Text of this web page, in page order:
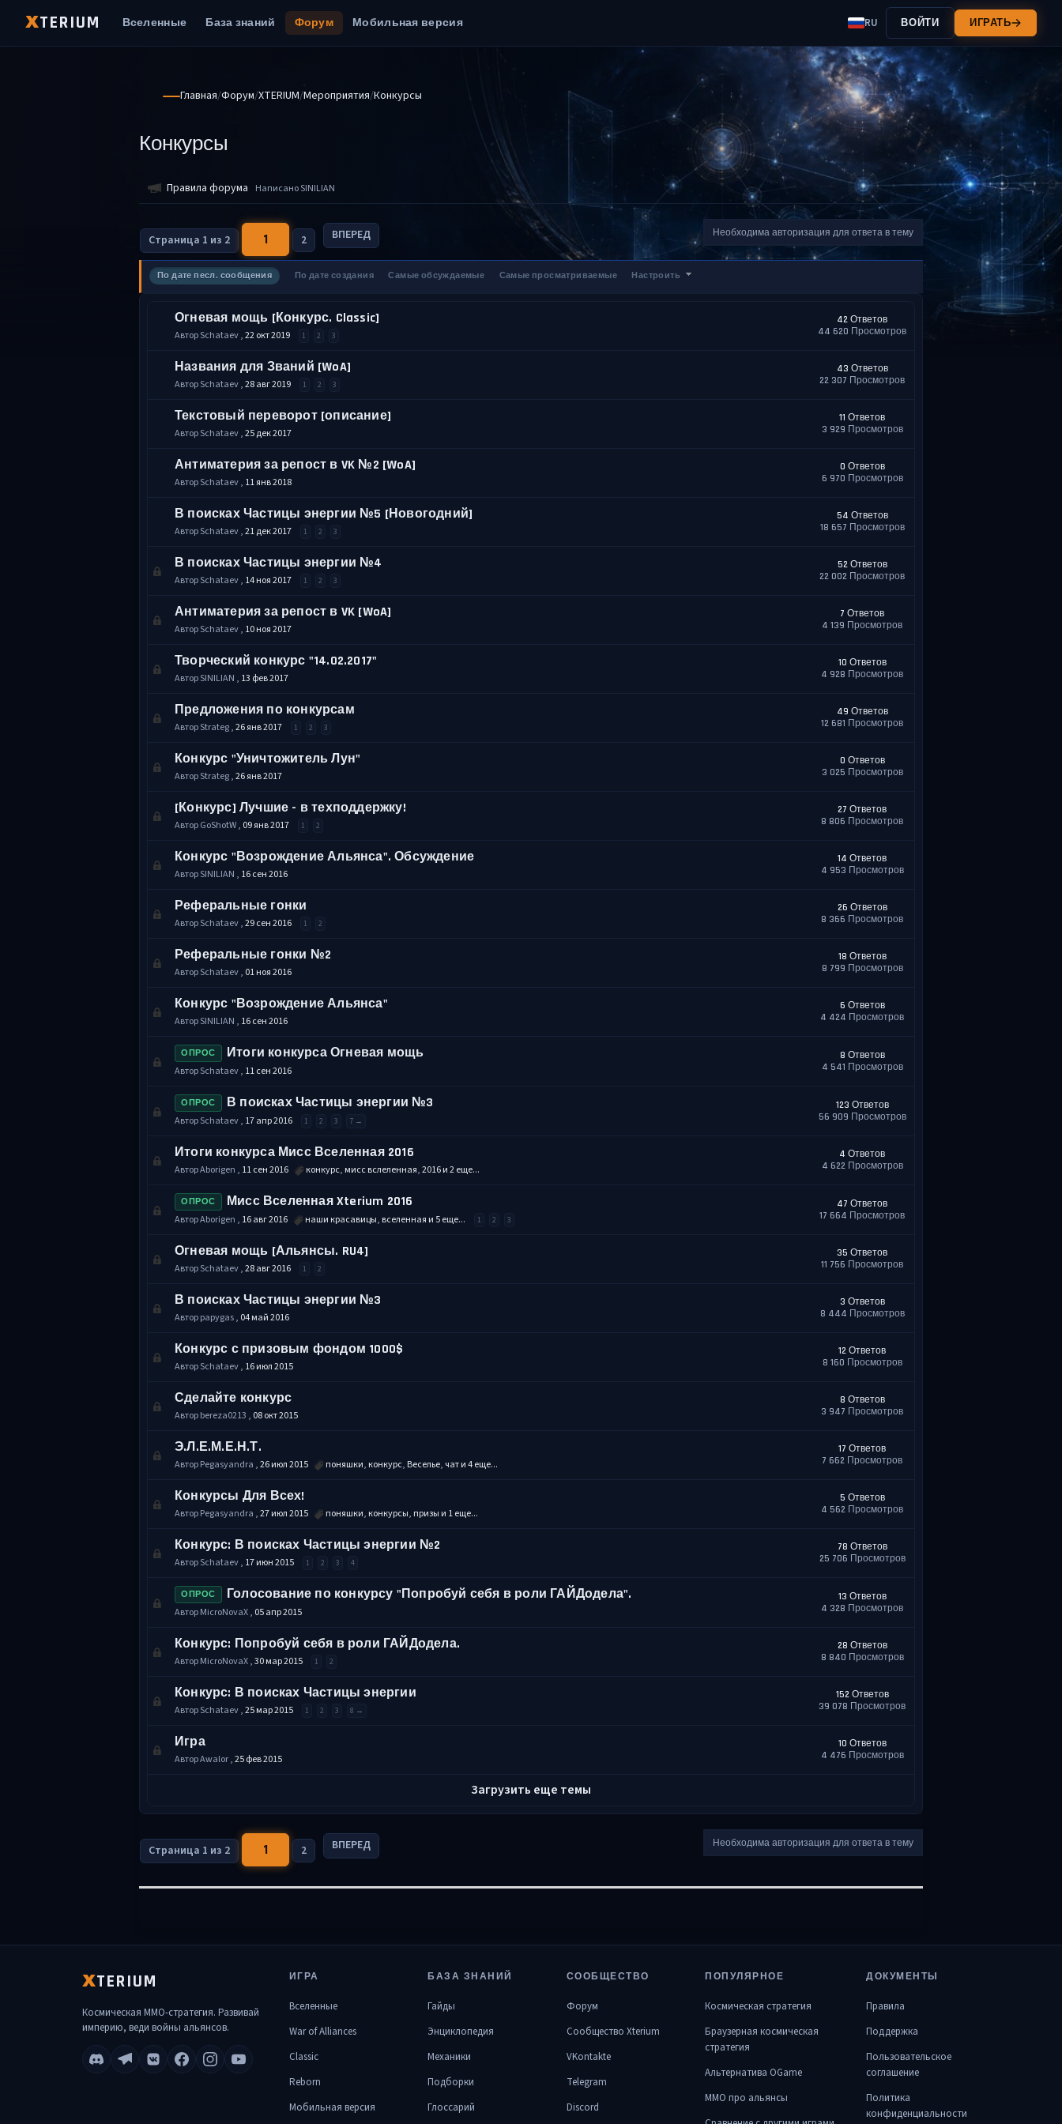
XTERIUM Вселенные База знаний Форум Мобильная версия RU ВОЙТИ ИГРАТЬ
Главная Форум XTERIUM Мероприятия Конкурсы
Конкурсы
Правила форума Написано SINILIAN
Страница 1 из 2 1 2 ВПЕРЕД Необходима авторизация для ответа в тему
По дате песл. сообщения По дате создания Самые обсуждаемые Самые просматриваемые Настроить
Огневая мощь [Конкурс. Classic]
Автор Schataev ,22 окт 2019 1 2 3
42 Ответов
44 620 Просмотров
Названия для Званий [WoA]
Автор Schataev ,28 авг 2019 1 2 3
43 Ответов
22 307 Просмотров
Текстовый переворот [описание]
Автор Schataev ,25 дек 2017
11 Ответов
3 929 Просмотров
Антиматерия за репост в VK №2 [WoA]
Автор Schataev , 11 янв 2018
0 Ответов
6 970 Просмотров
В поисках Частицы энергии №5 [Новогодний]
Автор Schataev ,21 дек 2017 1 2 3
54 Ответов
18 657 Просмотров
В поисках Частицы энергии №4
Автор Schataev , 14 ноя 2017 1 2 3
52 Ответов
22 002 Просмотров
Антиматерия за репост в VK [WoA]
Автор Schataev , 10 ноя 2017
7 Ответов
4 139 Просмотров
Творческий конкурс "14.02.2017"
Автор SINILIAN , 13 фев 2017
10 Ответов
4 928 Просмотров
Предложения по конкурсам
Автор Strateg ,26 янв 2017 1 2 3
49 Ответов
12 681 Просмотров
Конкурс "Уничтожитель Лун"
Автор Strateg ,26 янв 2017
0 Ответов
3 025 Просмотров
[Конкурс] Лучшие - в техподдержку!
Автор GoShotW , 09 янв 2017 1 2
27 Ответов
8 806 Просмотров
Конкурс "Возрождение Альянса". Обсуждение
Автор SINILIAN , 16 сен 2016
14 Ответов
4 953 Просмотров
Реферальные гонки
Автор Schataev ,29 сен 2016 1 2
26 Ответов
8 366 Просмотров
Реферальные гонки №2
Автор Schataev , 01 ноя 2016
18 Ответов
8 799 Просмотров
Конкурс "Возрождение Альянса"
Автор SINILIAN , 16 сен 2016
6 Ответов
4 424 Просмотров
ОПРОС Итоги конкурса Огневая мощь
Автор Schataev , 11 сен 2016
8 Ответов
4 541 Просмотров
ОПРОС В поисках Частицы энергии №3
Автор Schataev , 17 апр 2016 1 2 3 7 →
123 Ответов
56 909 Просмотров
Итоги конкурса Мисс Вселенная 2016
Автор Aborigen , 11 сен 2016 конкурс, мисс вслеленная,2016и 2 еще...
4 Ответов
4 622 Просмотров
ОПРОС Мисс Вселенная Xterium 2016
Автор Aborigen , 16 авг 2016 наши красавицы, вселенная и 5 еще... 1 2 3
47 Ответов
17 664 Просмотров
Огневая мощь [Альянсы. RU4]
Автор Schataev ,28 авг 2016 1 2
35 Ответов
11 756 Просмотров
В поисках Частицы энергии №3
Автор papygas , 04 май 2016
3 Ответов
8 444 Просмотров
Конкурс с призовым фондом 1000$
Автор Schataev , 16 июл 2015
12 Ответов
8 160 Просмотров
Сделайте конкурс
Автор bereza0213 , 08 окт 2015
8 Ответов
3 947 Просмотров
Э.Л.Е.М.Е.Н.Т.
Автор Pegasyandra ,26 июл 2015 поняшки, конкурс, Веселье, чати 4 еще...
17 Ответов
7 662 Просмотров
Конкурсы Для Всех!
Автор Pegasyandra ,27 июл 2015 поняшки, конкурсы, призы и 1 еще...
5 Ответов
4 562 Просмотров
Конкурс: В поисках Частицы энергии №2
Автор Schataev , 17 июн 2015 1 2 3 4
78 Ответов
25 706 Просмотров
ОПРОС Голосование по конкурсу "Попробуй себя в роли ГАЙДодела".
Автор MicroNovaX , 05 апр 2015
13 Ответов
4 328 Просмотров
Конкурс: Попробуй себя в роли ГАЙДодела.
Автор MicroNovaX ,30 мар 2015 1 2
28 Ответов
8 840 Просмотров
Конкурс: В поисках Частицы энергии
Автор Schataev ,25 мар 2015 1 2 3 8 →
152 Ответов
39 078 Просмотров
Игра
Автор Awalor ,25 фев 2015
10 Ответов
4 476 Просмотров
Загрузить еще темы
Страница 1 из 2 1 2 ВПЕРЕД Необходима авторизация для ответа в тему
XTERIUM
Космическая MMO-стратегия. Развивай
империю, веди войны альянсов.
ИГРА
Вселенные
War of Alliances
Classic
Reborn
Мобильная версия
БАЗА ЗНАНИЙ
Гайды
Энциклопедия
Механики
Подборки
Глоссарий
СООБЩЕСТВО
Форум
Сообщество Xterium
VKontakte
Telegram
Discord
ПОПУЛЯРНОЕ
Космическая стратегия
Браузерная космическая
стратегия
Альтернатива OGame
MMO про альянсы
ДОКУМЕНТЫ
Правила
Поддержка
Пользовательское
соглашение
Политика
конфиденциальности